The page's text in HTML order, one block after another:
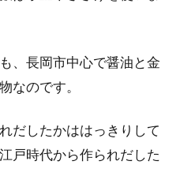
おう！
ています。できることなら、各国
...
、長岡市中心で醤油と金
なのです。
だしたかははっきりして
戸時代から作られだした